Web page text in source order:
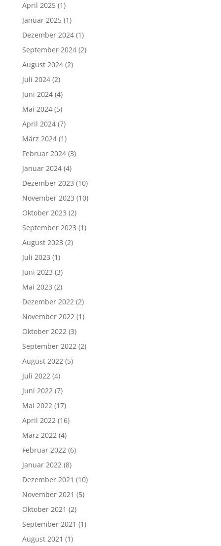
April 2025(1)
Januar 2025(1)
Dezember 2024(1)
September 2024(2)
August 2024(2)
Juli 2024(2)
Juni 2024(4)
Mai 2024(5)
April 2024(7)
März 2024(1)
Februar 2024(3)
Januar 2024(4)
Dezember 2023 (10)
November 2023 (10)
Oktober 2023 (2)
September 2023 (1)
August 2023 (2)
Juli 2023 (1)
Juni 2023 (3)
Mai 2023 (2)
Dezember 2022(2)
November 2022(1)
Oktober 2022(3)
September 2022(2)
August 2022(5)
Juli 2022(4)
Juni 2022(7)
Mai 2022(17)
April 2022(16)
März 2022(4)
Februar 2022(6)
Januar 2022(8)
Dezember 2021 (10)
November 2021 (5)
Oktober 2021 (2)
September 2021 (1)
August 2021 (1)